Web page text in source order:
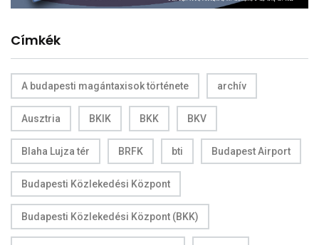
Címkék
A budapesti magántaxisok története archív
Ausztria BKIK BKK BKV
Blaha Lujza tér BRFK bti Budapest Airport
Budapesti Közlekedési Központ
Budapesti Közlekedési Központ (BKK)